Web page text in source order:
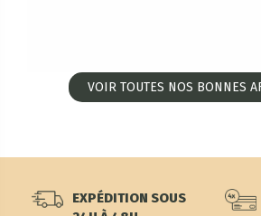
VOIR TOUTES NOS BONNES
EXPÉDITION SOUS